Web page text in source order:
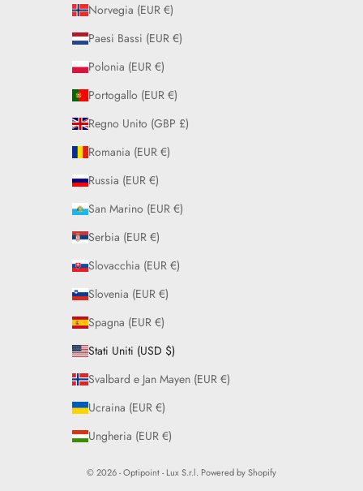
Norvegia (EUR €)
Paesi Bassi (EUR €)
Polonia (EUR €)
Portogallo (EUR €)
Regno Unito (GBP £)
Romania (EUR €)
Russia (EUR €)
San Marino (EUR €)
Serbia (EUR €)
Slovacchia (EUR €)
Slovenia (EUR €)
Spagna (EUR €)
Stati Uniti (USD $)
Svalbard e Jan Mayen (EUR €)
Ucraina (EUR €)
Ungheria (EUR €)
© 2026 - Optipoint - Lux S.r.l. Powered by Shopify